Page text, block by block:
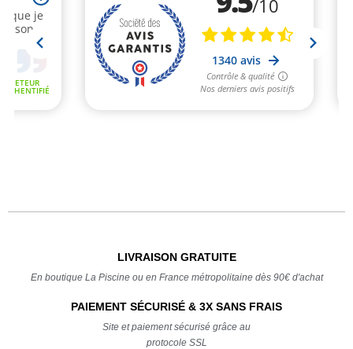
LIVRAISON GRATUITE
En boutique La Piscine ou en France métropolitaine dès 90€ d'achat
PAIEMENT SÉCURISÉ & 3X SANS FRAIS
Site et paiement sécurisé grâce au
protocole SSL